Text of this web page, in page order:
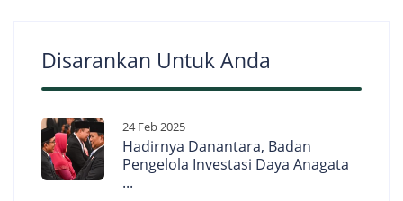
Disarankan Untuk Anda
24 Feb 2025
Hadirnya Danantara, Badan
Pengelola Investasi Daya Anagata
...